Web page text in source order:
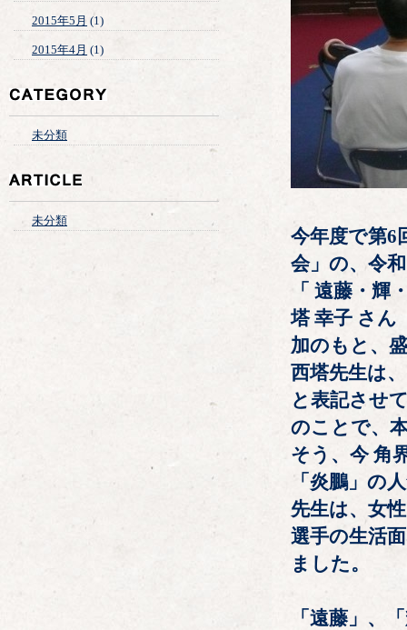
2015年5月 (1)
2015年4月 (1)
未分類
未分類
今年度で第6
会」の、令
「 遠藤・輝
塔 幸子 さん
加のもと、
西塔先生は
と表記させ
のことで、
そう、今 角
「炎鵬」の
先生は、女
選手の生活
ました。
「遠藤」、